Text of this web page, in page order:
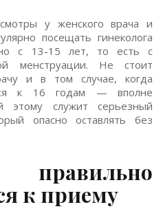
у женского врача и
посещать гинеколога
с 13-15 лет, то есть с
менструации. Не стоит
и в том случае, когда
к 16 годам — вполне
этому служит серьезный
опасно оставлять без
к приему